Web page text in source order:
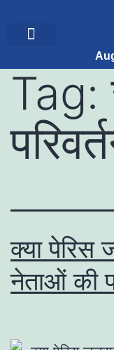
Tag:
क्या पेरिस
नेताओं की